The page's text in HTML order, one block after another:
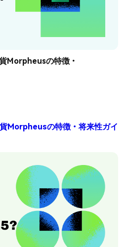
Morpheusの特徴・
Morpheusの特徴・将来性ガイ